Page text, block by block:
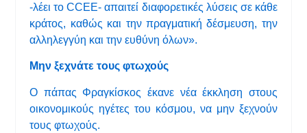
-λέει το CCEE- απαιτεί διαφορετικές λύσεις σε κάθε
κράτος, καθώς και την πραγματική δέσμευση, την
αλληλεγγύη και την ευθύνη όλων».
Μην ξεχνάτε τους φτωχούς
Ο πάπας Φραγκίσκος έκανε νέα έκκληση στους
οικονομικούς ηγέτες του κόσμου, να μην ξεχνούν
τους φτωχούς.